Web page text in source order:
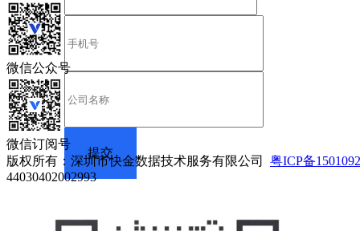
微信公众号
微信订阅号
版权所有：深圳市快金数据技术服务有限公司 粤ICP备
44030402002993